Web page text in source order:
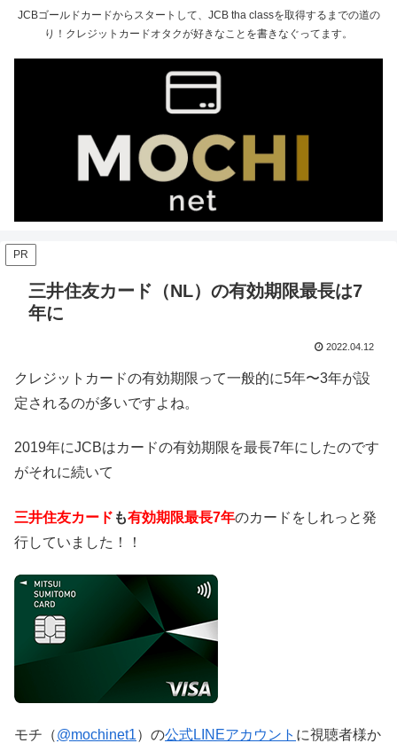
JCBゴールドカードからスタートして、JCB tha classを取得するまでの道の
り！クレジットカードオタクが好きなことを書きなぐってます。
PR
三井住友カード（NL）の有効期限最長は7
年に
2022.04.12
クレジットカードの有効期限って一般的に5年〜3年が設
定されるのが多いですよね。
2019年にJCBはカードの有効期限を最長7年にしたのです
がそれに続いて
三井住友カード も有効期限最長7年のカードをしれっと発
行していました！！
モチ（@mochinet1）の公式LINEアカウント に視聴者様か